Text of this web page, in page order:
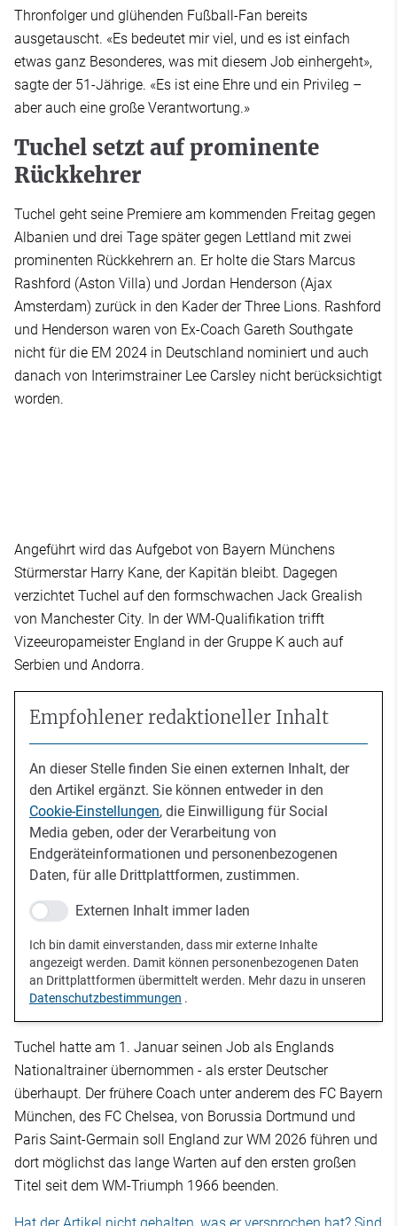
Thronfolger und glühenden Fußball-Fan bereits
ausgetauscht. «Es bedeutet mir viel, und es ist einfach
etwas ganz Besonderes, was mit diesem Job einhergeht»,
sagte der 51-Jährige. «Es ist eine Ehre und ein Privileg –
aber auch eine große Verantwortung.»
Tuchel setzt auf prominente
Rückkehrer
Tuchel geht seine Premiere am kommenden Freitag gegen
Albanien und drei Tage später gegen Lettland mit zwei
prominenten Rückkehrern an. Er holte die Stars Marcus
Rashford (Aston Villa) und Jordan Henderson (Ajax
Amsterdam) zurück in den Kader der Three Lions. Rashford
und Henderson waren von Ex-Coach Gareth Southgate
nicht für die EM 2024 in Deutschland nominiert und auch
danach von Interimstrainer Lee Carsley nicht berücksichtigt
worden.
Angeführt wird das Aufgebot von Bayern Münchens
Stürmerstar Harry Kane, der Kapitän bleibt. Dagegen
verzichtet Tuchel auf den formschwachen Jack Grealish
von Manchester City. In der WM-Qualifikation trifft
Vizeeuropameister England in der Gruppe K auch auf
Serbien und Andorra.
Empfohlener redaktioneller Inhalt
An dieser Stelle finden Sie einen externen Inhalt, der
den Artikel ergänzt. Sie können entweder in den
Cookie-Einstellungen, die Einwilligung für Social
Media geben, oder der Verarbeitung von
Endgeräteinformationen und personenbezogenen
Daten, für alle Drittplattformen, zustimmen.
Externen Inhalt immer laden
Ich bin damit einverstanden, dass mir externe Inhalte
angezeigt werden. Damit können personenbezogenen Daten
an Drittplattformen übermittelt werden. Mehr dazu in unseren
Datenschutzbestimmungen .
Tuchel hatte am 1. Januar seinen Job als Englands
Nationaltrainer übernommen - als erster Deutscher
überhaupt. Der frühere Coach unter anderem des FC Bayern
München, des FC Chelsea, von Borussia Dortmund und
Paris Saint-Germain soll England zur WM 2026 führen und
dort möglichst das lange Warten auf den ersten großen
Titel seit dem WM-Triumph 1966 beenden.